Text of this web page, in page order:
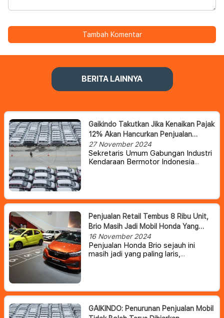
Tambah Komentar
BERITA LAINNYA
Gaikindo Takutkan Jika Kenaikan Pajak
12% Akan Hancurkan Penjualan
Otomotif Tahun Depan
27 November 2024
Sekretaris Umum Gabungan Industri
Kendaraan Bermotor Indonesia
membuat penjualan mobil anjlok
hingga 500 ribu unit tahun depan.
Penjualan Retail Tembus 8 Ribu Unit,
Brio Masih Jadi Mobil Honda Yang
Paling Laris
16 November 2024
Penjualan Honda Brio sejauh ini
masih jadi yang paling laris,
yaitu sebanyak 4.491 unit.
GAIKINDO: Penurunan Penjualan Mobil